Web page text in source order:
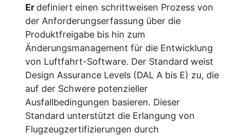
Er definiert einen schrittweisen Prozess von
der Anforderungserfassung über die
Produktfreigabe bis hin zum
Änderungsmanagement für die Entwicklung
von Luftfahrt-Software. Der Standard weist
Design Assurance Levels (DAL A bis E) zu, die
auf der Schwere potenzieller
Ausfallbedingungen basieren. Dieser
Standard unterstützt die Erlangung von
Flugzeugzertifizierungen durch